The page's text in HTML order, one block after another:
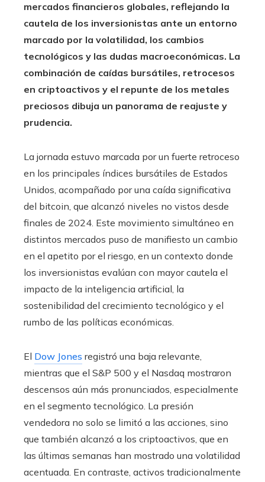
mercados financieros globales, reflejando la
cautela de los inversionistas ante un entorno
marcado por la volatilidad, los cambios
tecnológicos y las dudas macroeconómicas. La
combinación de caídas bursátiles, retrocesos
en criptoactivos y el repunte de los metales
preciosos dibuja un panorama de reajuste y
prudencia.
La jornada estuvo marcada por un fuerte retroceso
en los principales índices bursátiles de Estados
Unidos, acompañado por una caída significativa
del bitcoin, que alcanzó niveles no vistos desde
finales de 2024. Este movimiento simultáneo en
distintos mercados puso de manifiesto un cambio
en el apetito por el riesgo, en un contexto donde
los inversionistas evalúan con mayor cautela el
impacto de la inteligencia artificial, la
sostenibilidad del crecimiento tecnológico y el
rumbo de las políticas económicas.
El Dow Jones registró una baja relevante,
mientras que el S&P 500 y el Nasdaq mostraron
descensos aún más pronunciados, especialmente
en el segmento tecnológico. La presión
vendedora no solo se limitó a las acciones, sino
que también alcanzó a los criptoactivos, que en
las últimas semanas han mostrado una volatilidad
acentuada. En contraste, activos tradicionalmente